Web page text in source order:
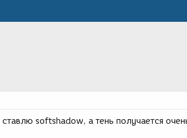
softshadow, а тень получается